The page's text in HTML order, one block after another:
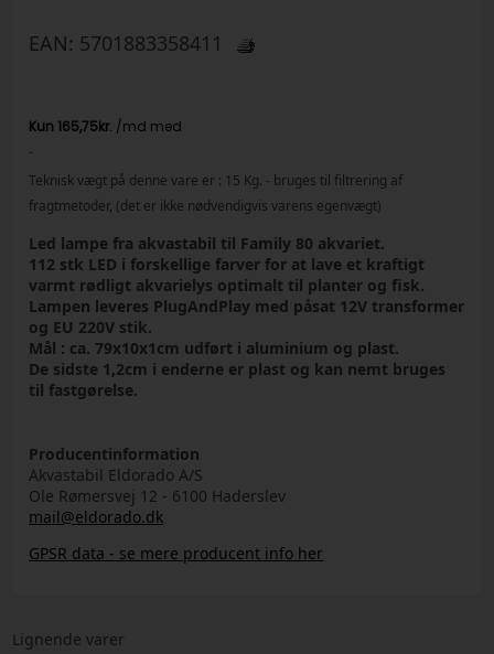
EAN: 5701883358411
-
Teknisk vægt på denne vare er : 15 Kg. - bruges til filtrering af
fragtmetoder, (det er ikke nødvendigvis varens egenvægt)
Led lampe fra akvastabil til Family 80 akvariet.
112 stk LED i forskellige farver for at lave et kraftigt
varmt rødligt akvarielys optimalt til planter og fisk.
Lampen leveres PlugAndPlay med påsat 12V transformer
og EU 220V stik.
Mål : ca. 79x10x1cm udført i aluminium og plast.
De sidste 1,2cm i enderne er plast og kan nemt bruges
til fastgørelse.
Producentinformation
Akvastabil Eldorado A/S
Ole Rømersvej 12 - 6100 Haderslev
mail@eldorado.dk
GPSR data - se mere producent info her
Lignende varer